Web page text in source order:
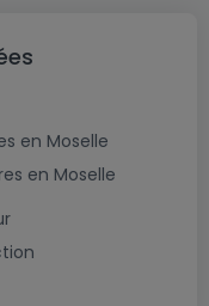
en Moselle
en Moselle